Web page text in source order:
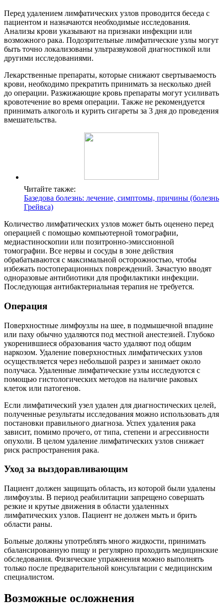
Перед удалением лимфатических узлов проводится беседа с
пациентом и назначаются необходимые исследования.
Анализы крови указывают на признаки инфекции или
возможного рака. Подозрительные лимфатические узлы могут
быть точно локализованы ультразвуковой диагностикой или
другими исследованиями.
Лекарственные препараты, которые снижают свертываемость
крови, необходимо прекратить принимать за несколько дней
до операции. Разжижающие кровь препараты могут усиливать
кровотечение во время операции. Также не рекомендуется
принимать алкоголь и курить сигареты за 3 дня до проведения
вмешательства.
Читайте также:
Базедова болезнь: лечение, симптомы, причины (болезнь
Грейвса)
Количество лимфатических узлов может быть оценено перед
операцией с помощью компьютерной томографии,
медиастиноскопии или позитронно-эмиссионной
томографии. Все нервы и сосуды в зоне действия
обрабатываются с максимальной осторожностью, чтобы
избежать постоперационных повреждений. Зачастую вводят
одноразовые антибиотики для профилактики инфекции.
Последующая антибактериальная терапия не требуется.
Операция
Поверхностные лимфоузлы на шее, в подмышечной впадине
или паху обычно удаляются под местной анестезией. Глубоко
укоренившиеся образования часто удаляют под общим
наркозом. Удаление поверхностных лимфатических узлов
осуществляется через небольшой разрез и занимает около
получаса. Удаленные лимфатические узлы исследуются с
помощью гистологических методов на наличие раковых
клеток или патогенов.
Если лимфатический узел удален для диагностических целей,
полученные результаты исследования можно использовать для
постановки правильного диагноза. Успех удаления рака
зависит, помимо прочего, от типа, степени и агрессивности
опухоли. В целом удаление лимфатических узлов снижает
риск распространения рака.
Уход за выздоравливающим
Пациент должен защищать область, из которой были удалены
лимфоузлы. В период реабилитации запрещено совершать
резкие и крутые движения в области удаленных
лимфатических узлов. Пациент не должен мыть и брить
области раны.
Больные должны употреблять много жидкости, принимать
сбалансированную пищу и регулярно проходить медицинские
обследования. Физические упражнения можно выполнять
только после предварительной консультации с медицинским
специалистом.
Возможные осложнения